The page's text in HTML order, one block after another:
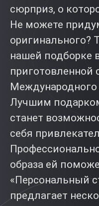
сюрприз, о
Не можете
оригинального?
нашей подборке
приготовленной
Международного
Лучшим
станет
себя
образа ей
«Персональный
предлагает